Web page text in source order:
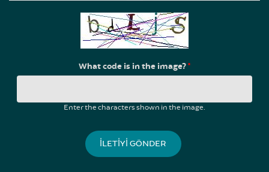
What code is in the image?*
Enter the characters shown in the image.